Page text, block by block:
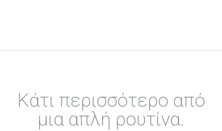
Κάτι περισσότερο από
μια απλή ρουτίνα.